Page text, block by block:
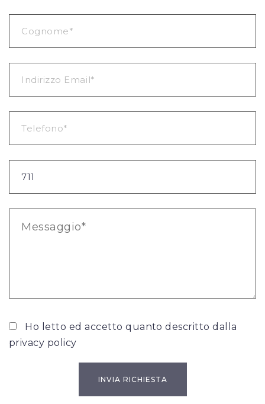
Ho letto ed accetto quanto descritto dalla
privacy policy